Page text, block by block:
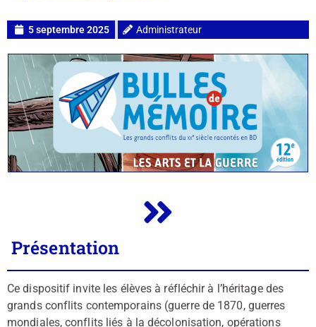
5 septembre 2025 Administrateur
Présentation
Ce dispositif invite les élèves à réfléchir à l’héritage des
grands conflits contemporains (guerre de 1870, guerres
mondiales, conflits liés à la décolonisation, opérations